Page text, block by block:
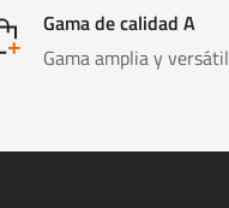
Gama de calidad A
Gama amplia y versátil